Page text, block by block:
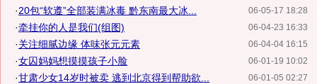
06-05-17 18:28
·20包“软遵”全部装满冰毒 黔东南最大冰...
06-04-23 16:33
·牵挂你的人是我们(组图)
06-04-04 16:15
·关注细腻边缘 体味张元元素
06-01-19 10:02
·女囚妈妈想摸摸孩子小脸
06-01-05 02:27
·甘肃少女14岁时被卖 逃到北京得到帮助欲...